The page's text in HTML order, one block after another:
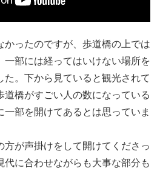
かったのですが、歩道橋の上では
一部には経ってはいけない場所を
た。下から見ていると観光されて
道橋がすごい人の数になっている
部を開けてあるとは思っていま
方が声掛けをして開けてくださっ
代に合わせながらも大事な部分も